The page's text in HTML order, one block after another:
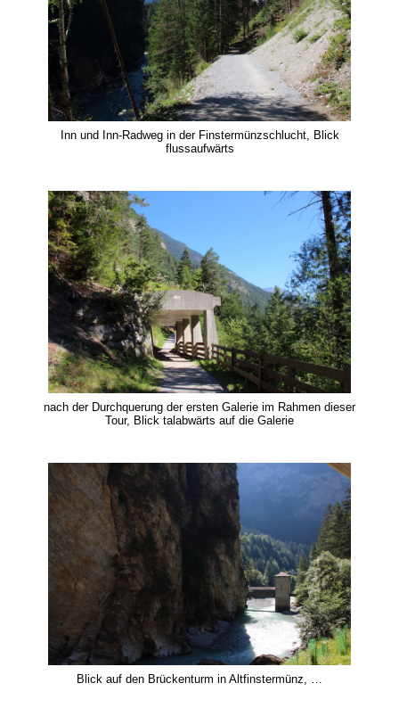
Inn und Inn-Radweg in der Finstermünzschlucht, Blick
flussaufwärts
nach der Durchquerung der ersten Galerie im Rahmen dieser
Tour, Blick talabwärts auf die Galerie
Blick auf den Brückenturm in Altfinstermünz, …